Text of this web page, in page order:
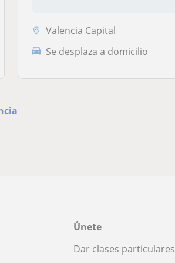
Valencia Capital
Se desplaza a domicilio
Únete
Dar clases particulares